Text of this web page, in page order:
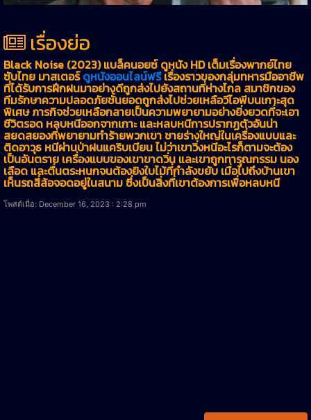
เรื่องย่อ
Black Noise (2023) แบล็คนอยซ์ ดูหนัง HD เต็มเรื่องพากย์ไทย
ซับไทย มาสเตอร์ดูหนังออนไลน์ฟรีเรื่องราวของกลุ่มทหารมืออาชีพ
ที่ได้รับการฝึกฝนมาอย่างดีถูกส่งไปยังสถานที่ห่างไกล สมาชิกของ
ทีมรักษาความปลอดภัยชั้นยอดถูกส่งไปช่วยเหลือวีไอพีบนเกาะสุด
พิเศษ ภารกิจช่วยเหลือกลายเป็นความพยายามอย่างยิ่งยวดที่จะเอา
ชีวิตรอด หลบหนีออกจากเกาะ และหลบหนีการปรากฏตัวอันน่า
สยดสยองที่พยายามทำร้ายพวกเขา ชายร่างใหญ่ในเครื่องแบบและ
ติดอาวุธ หนีผ่านป่าฝนแคริบเบียน ไม่ว่าเขาวิ่งหนีอะไรก็ตามจะต้อง
เป็นอันตราย เครื่องแบบของเขาขาดวิ่น และเขาถูกทารุณกรรม นอง
เลือด และตื่นตระหนกจนต้องยิงใบไม้ที่กำลังขยับ เมื่อไปถึงบ้านเขา
เห็นรถสี่ล้อจอดอยู่ในสนาม ซึ่งเป็นสิ่งที่เขาต้องการเพื่อหลบหนี
โพสต์เมื่อ: December 16, 2023 : 2:28 pm